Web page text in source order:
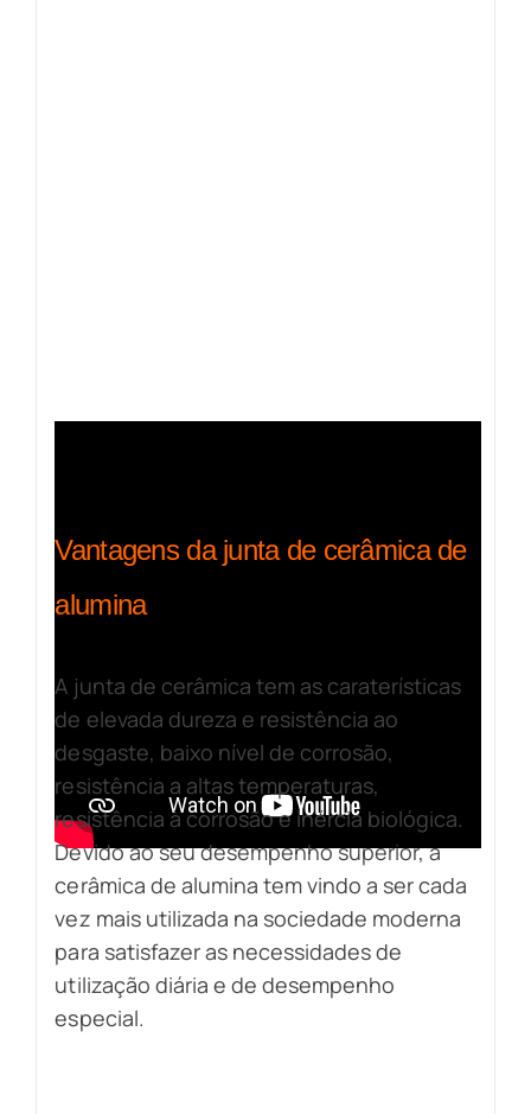
Vantagens da junta de cerâmica de
alumina
A junta de cerâmica tem as caraterísticas
de elevada dureza e resistência ao
desgaste, baixo nível de corrosão,
resistência a altas temperaturas,
resistência à corrosão e inércia biológica.
Devido ao seu desempenho superior, a
cerâmica de alumina tem vindo a ser cada
vez mais utilizada na sociedade moderna
para satisfazer as necessidades de
utilização diária e de desempenho
especial.